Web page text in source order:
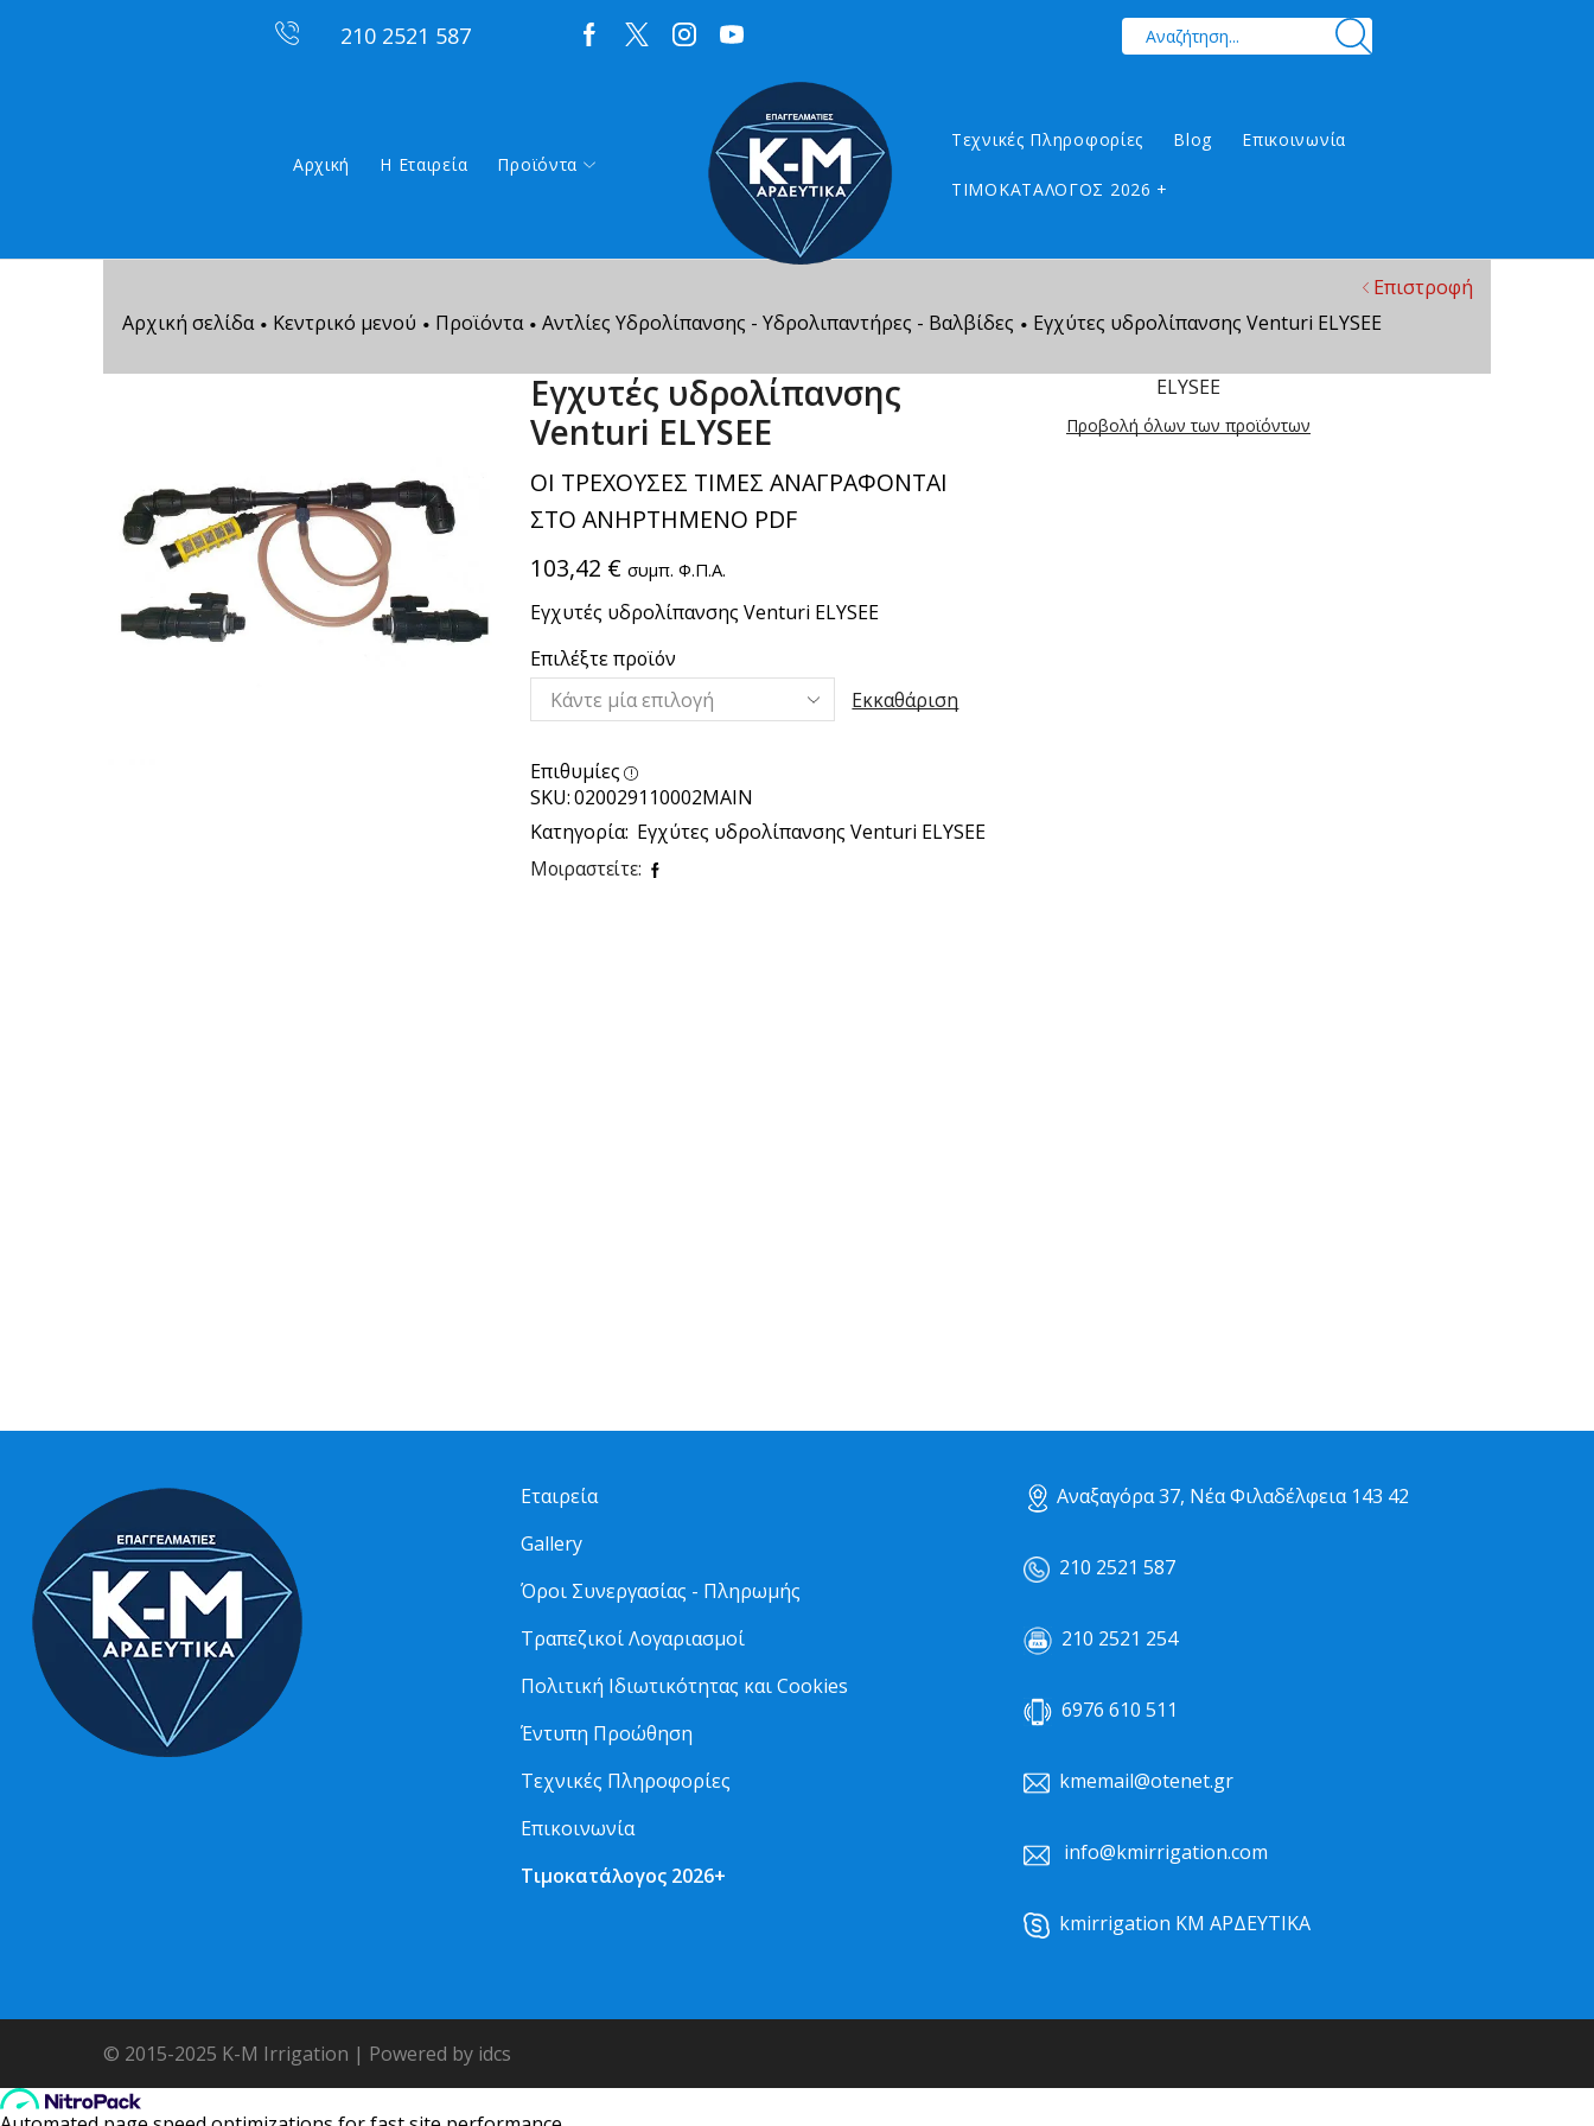
210 2521 587
Αρχική Η Εταιρεία Προϊόντα
Τεχνικές Πληροφορίες Blog Επικοινωνία
ΤΙΜΟΚΑΤΑΛΟΓΟΣ 2026 +
Αρχική σελίδα • Κεντρικό μενού • Προϊόντα • Αντλίες Υδρολίπανσης - Υδρολιπαντήρες - Βαλβίδες • Εγχύτες υδρολίπανσης Venturi ELYSEE
Επιστροφή
Εγχυτές υδρολίπανσης
Venturi ΕLYSEE
ΟΙ ΤΡΕΧΟΥΣΕΣ ΤΙΜΕΣ ΑΝΑΓΡΑΦΟΝΤΑΙ
ΣΤΟ ΑΝΗΡΤΗΜΕΝΟ PDF
103,42 € συμπ. Φ.Π.Α.
Εγχυτές υδρολίπανσης Venturi ΕLYSEE
Επιλέξτε προϊόν
Εκκαθάριση
Επιθυμίες
SKU:020029110002ΜΑΙΝ
Κατηγορία: Εγχύτες υδρολίπανσης Venturi ELYSEE
Μοιραστείτε:
ELYSEE
Προβολή όλων των προϊόντων
Εταιρεία
Gallery
Όροι Συνεργασίας - Πληρωμής
Τραπεζικοί Λογαριασμοί
Πολιτική Ιδιωτικότητας και Cookies
Έντυπη Προώθηση
Τεχνικές Πληροφορίες
Επικοινωνία
Τιμοκατάλογος 2026+
Αναξαγόρα 37, Νέα Φιλαδέλφεια 143 42
210 2521 587
210 2521 254
6976 610 511
kmemail@otenet.gr
info@kmirrigation.com
kmirrigation ΚΜ ΑΡΔΕΥΤΙΚΑ
© 2015-2025 K-M Irrigation | Powered by idcs